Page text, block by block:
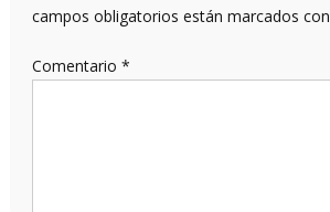
campos obligatorios están marcados con
Comentario *